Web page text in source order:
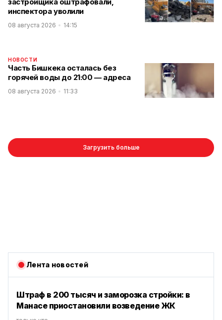
инспектора уволили
08 августа 2026 14:15
НОВОСТИ
Часть Бишкека осталась без
горячей воды до 21:00 — адреса
08 августа 2026 11:33
Загрузить больше
Лента новостей
Штраф в 200 тысяч и заморозка стройки: в
Манасе приостановили возведение ЖК